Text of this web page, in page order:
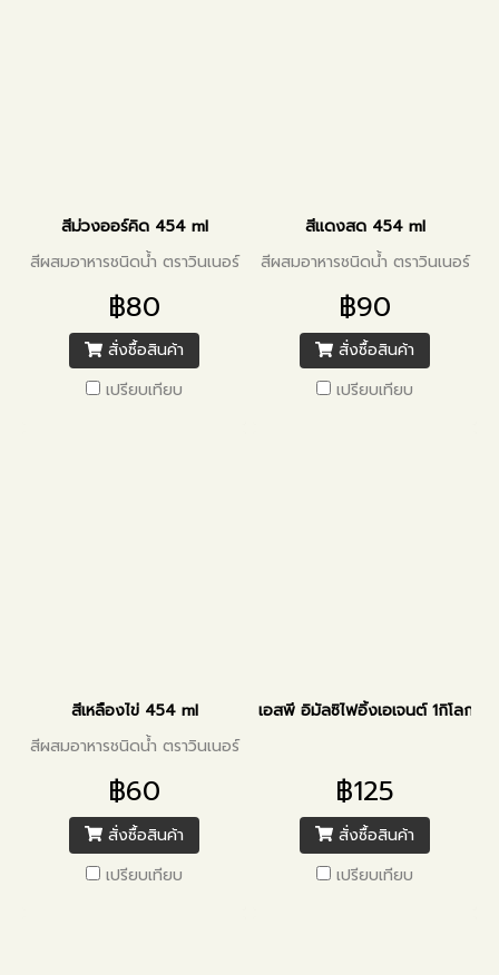
สีม่วงออร์คิด 454 ml
สีผสมอาหารชนิดน้ำ ตราวินเนอร์
฿80
สั่งซื้อสินค้า
เปรียบเทียบ
สีแดงสด 454 ml
สีผสมอาหารชนิดน้ำ ตราวินเนอร์
฿90
สั่งซื้อสินค้า
เปรียบเทียบ
สีเหลืองไข่ 454 ml
สีผสมอาหารชนิดน้ำ ตราวินเนอร์
฿60
สั่งซื้อสินค้า
เปรียบเทียบ
เอสพี อิมัลซิไฟอิ้งเอเจนต์ 1กิโลกรัม
฿125
สั่งซื้อสินค้า
เปรียบเทียบ